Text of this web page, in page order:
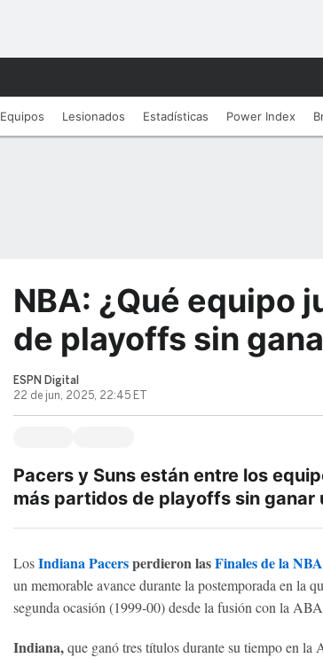
Equipos Lesionados Estadí­sticas Power Index
NBA: ¿Qué equipo
de playoffs sin
ESPN Digital
22 de jun, 2025, 22:45 ET
Pacers y Suns están entre los
más partidos de playoffs sin ganar
LosIndiana Pacersperdieron lasFinales de la
un memorable avance durante la postemporada en la
segunda ocasión (1999-00) desde la fusión con la
Indiana,que ganó tres títulos durante su tiempo en la